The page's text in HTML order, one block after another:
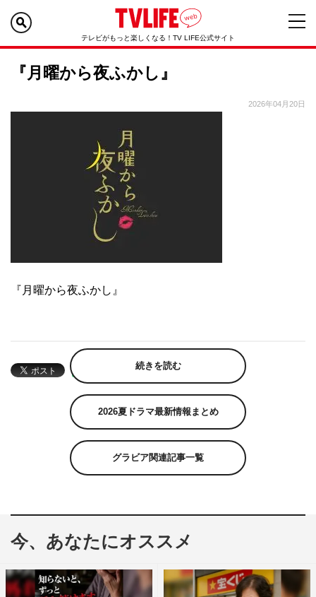
テレビがもっと楽しくなる！TV LIFE公式サイト
『月曜から夜ふかし』
2026年04月20日
『月曜から夜ふかし』
続きを読む
2026夏ドラマ最新情報まとめ
グラビア関連記事一覧
今、あなたにオススメ